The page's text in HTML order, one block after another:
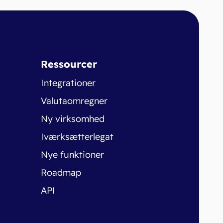
Ressourcer
Integrationer
Valutaomregner
Ny virksomhed
Iværksætterlegat
Nye funktioner
Roadmap
API